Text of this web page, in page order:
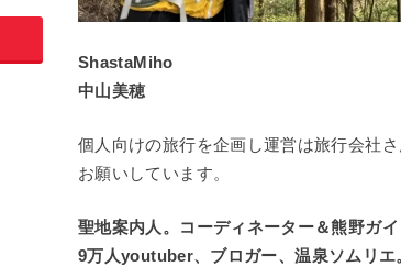
ShastaMiho
中山美穂
個人向けの旅行を企画し運営は旅行会社さ
お願いしています。
聖地案内人。コーディネーター＆熊野ガイ
9万人youtuber、ブロガー、温泉ソムリエ